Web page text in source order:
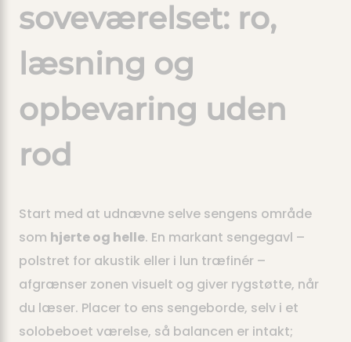
soveværelset: ro,
læsning og
opbevaring uden
rod
Start med at udnævne selve sengens område
som hjerte og helle. En markant sengegavl –
polstret for akustik eller i lun træfinér –
afgrænser zonen visuelt og giver rygstøtte, når
du læser. Placer to ens sengeborde, selv i et
solobeboet værelse, så balancen er intakt;